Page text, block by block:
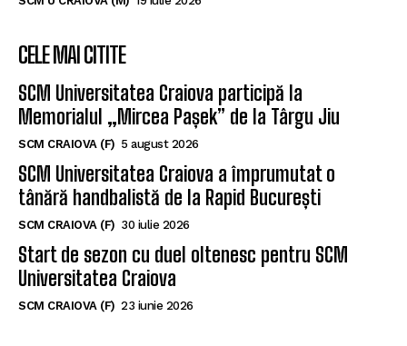
CELE MAI CITITE
SCM Universitatea Craiova participă la
Memorialul „Mircea Pașek” de la Târgu Jiu
SCM Universitatea Craiova a împrumutat o
tânără handbalistă de la Rapid București
Start de sezon cu duel oltenesc pentru SCM
Universitatea Craiova